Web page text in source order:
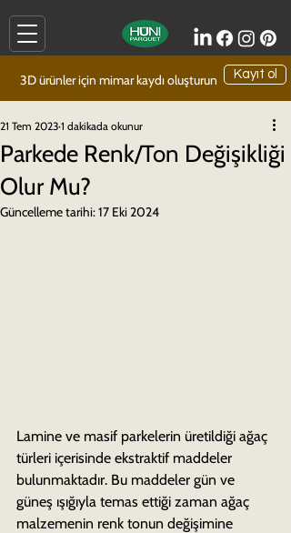
3D ürünler için mimar kaydı oluşturun Kayıt ol
Parkede Renk/Ton Değişikliği
Olur Mu?
21 Tem 2023 1 dakikada okunur
Güncelleme tarihi:17 Eki 2024
Lamine ve masif parkelerin üretildiği ağaç
türleri içerisinde ekstraktif maddeler
bulunmaktadır. Bu maddeler gün ve
güneş ışığıyla temas ettiği zaman ağaç
malzemenin renk tonun değişimine